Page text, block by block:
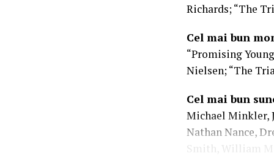
Richards; “The
Cel mai bun
“Promising
Nielsen; “The
Cel mai bun
Michael Minkler,
Nathan Nance,
Smith, William